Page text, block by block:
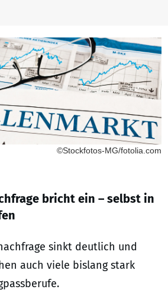
©Stockfotos-MG/fotolia.com
bricht ein – selbst in
sinkt deutlich und
auch viele bislang stark